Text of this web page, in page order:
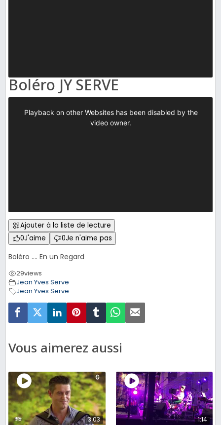
Boléro JY SERVE
Ajouter à la liste de lecture
0J'aime 0Je n'aime pas
Boléro …. En un Regard
29views
Jean Yves Serve
Jean Yves Serve
Vous aimerez aussi
3:03 1:14